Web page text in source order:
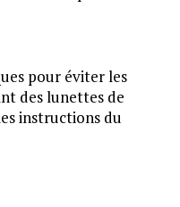
pour éviter les
des lunettes de
instructions du